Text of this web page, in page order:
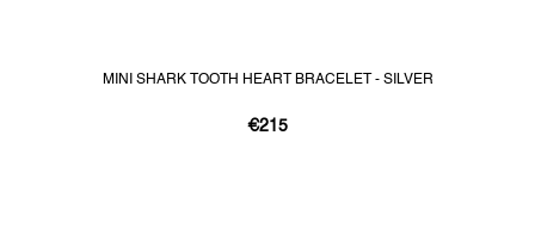
MINI SHARK TOOTH HEART BRACELET - SILVER
€215